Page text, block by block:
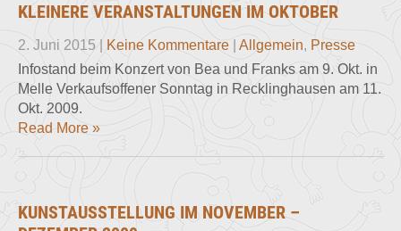
KLEINERE VERANSTALTUNGEN IM OKTOBER
2. Juni 2015 Keine Kommentare Allgemein, Presse
Infostand beim Konzert von Bea und Franks am 9. Okt. in
Melle Verkaufsoffener Sonntag in Recklinghausen am 11.
Okt. 2009.
Read More »
KUNSTAUSSTELLUNG IM NOVEMBER –